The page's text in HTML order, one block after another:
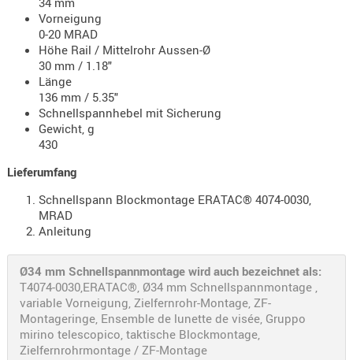
RÜST-
TASCHEN
Vorneigung
0-20 MRAD
Höhe Rail / Mittelrohr Aussen-Ø
30 mm / 1.18"
Länge
136 mm / 5.35"
Schnellspannhebel mit Sicherung
Gewicht, g
430
Lieferumfang
Schnellspann Blockmontage ERATAC® 4074-0030,
MRAD
Anleitung
Ø34 mm Schnellspannmontage wird auch bezeichnet als:
T4074-0030,ERATAC®, Ø34 mm Schnellspannmontage ,
variable Vorneigung, Zielfernrohr-Montage, ZF-
Montageringe, Ensemble de lunette de visée, Gruppo
mirino telescopico, taktische Blockmontage,
Zielfernrohrmontage / ZF-Montage